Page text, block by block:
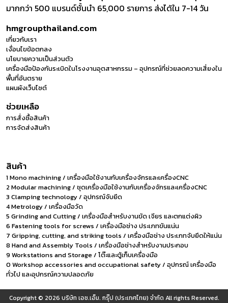
มากกว่า 500 แบรนด์ชั้นนำ 65,000 รายการ ส่งได้ใน 7-14 วัน
hmgroupthailand.com
เกี่ยวกับเรา
เงื่อนไขข้อตกลง
นโยบายความเป็นส่วนตัว
เครื่องมือป้องกันระเบิดในโรงงานอุตสาหกรรม – อุปกรณ์ที่ช่วยลดความเสี่ยงใน
พื้นที่อันตราย
แผนผังเว็บไซต์
ช่วยเหลือ
การสั่งซื้อสินค้า
การจัดส่งสินค้า
สินค้า
1 Mono machining / เครื่องมือใช้งานกับเครื่องจักรและเครื่องCNC
2 Modular machining / ชุดเครื่องมือใช้งานกับเครื่องจักรและเครื่องCNC
3 Clamping technology / อุปกรณ์จับยึด
4 Metrology / เครื่องมือวัด
5 Grinding and Cutting / เครื่องมือสำหรับงานขัด เจียร และตกแต่งผิว
6 Fastening tools for screws / เครื่องมือช่าง ประเภทขันแน่น
7 Gripping, cutting, and striking tools / เครื่องมือช่าง ประเภทจับยึดให้แน่น
8 Hand and Assembly Tools / เครื่องมือช่างสำหรับงานประกอบ
9 Workstations and Storage / โต๊ะและตู้เก็บเครื่องมือ
0 Workshop accessories and occupational safety / อุปกรณ์ เครื่องมือ
ทั่วไป และอุปกรณ์ความปลอดภัย
Copyright © 2026 บริษัท เอช.เอ็ม. กรุ๊ป (ประเทศไทย) จำกัด All rights Reserved.